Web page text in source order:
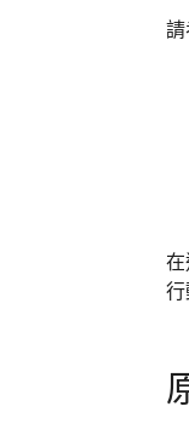
請
行